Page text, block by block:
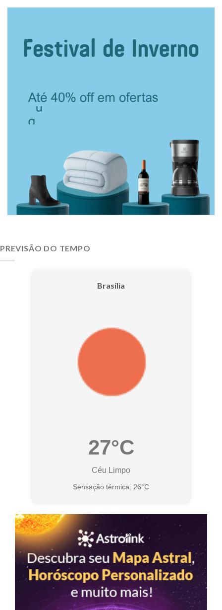
PREVISÃO DO TEMPO
Brasília
27°C
Céu Limpo
Sensação térmica: 26°C